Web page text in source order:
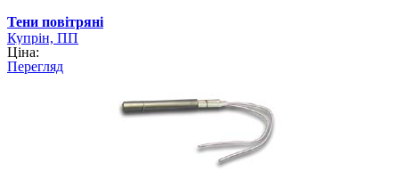
Тени повітряні
Купрін, ПП
Ціна:
Перегляд